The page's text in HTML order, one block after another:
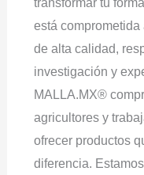
transformar tu
está
de alta calidad,
investigación y
MALLA.MX®
agricultores y
ofrecer productos
diferencia.